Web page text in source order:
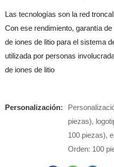
Las tecnologías son la red
Con ese rendimiento, garantía
de iones de litio para el sistema
utilizada por personas
de iones de litio
Personalización:
piezas),
100 piezas),
Orden: 100